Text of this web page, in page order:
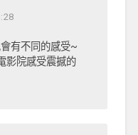
有不同的感受~
影院感受震撼的